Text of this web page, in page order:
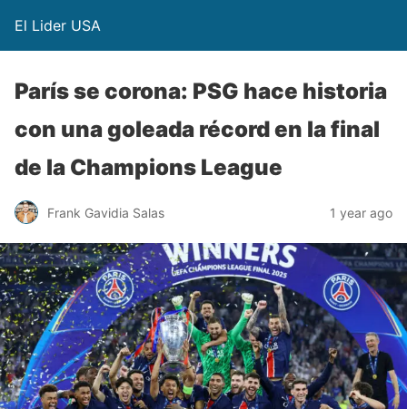
El Lider USA
París se corona: PSG hace historia
con una goleada récord en la final
de la Champions League
Frank Gavidia Salas 1 year ago